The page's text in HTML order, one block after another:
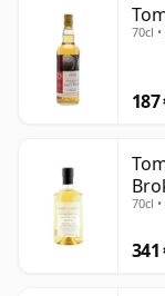
70cl
187
70cl
341